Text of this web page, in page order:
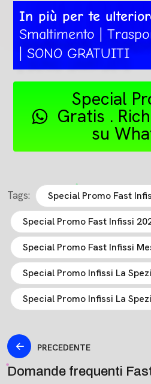
In più per te
Smaltimento |
| SONO GRATUITI
Special
Gratis .
su
Tags: Special Promo Fast
Special Promo Fast Infissi
Special Promo Fast Infissi
Special Promo Infissi La
Special Promo Infissi La
PRECEDENTE
Domande frequenti